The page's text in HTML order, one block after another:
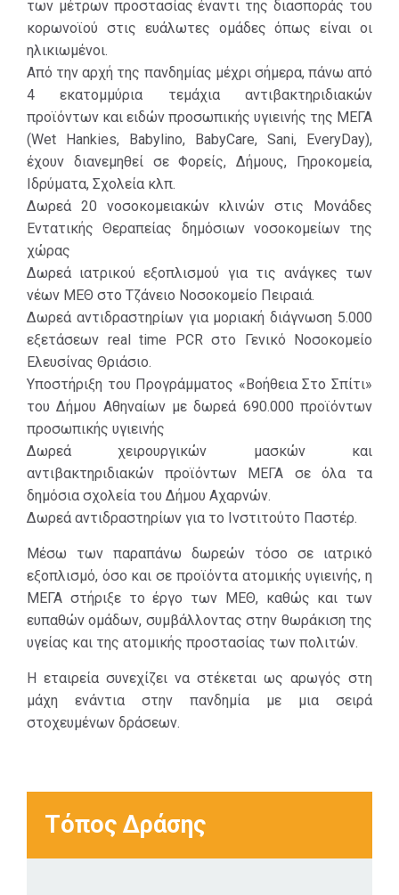
εργαζομένους
της, να
συνδράμει στο
Εθνικό Σύστημα
Υγείας, καθώς
και να σταθεί
δίπλα στις
ευπαθείς και
ευάλωτες
ομάδες.
Συγκεκριμένα, η
ΜΕΓΑ
συνεισέφερε
έμπρακτα στην
εθνική
προσπάθεια
αντιμετώπισης
της
υγειονομικής
κρίσης, με
σημαντικές
δωρεές σε
ιατρικό
εξοπλισμό
προς το ΕΣΥ,
δωρεές
αντισηπτικών
και λοιπών
προϊόντων
προσωπικής
φροντίδας, σε
συνεργασία με
γηροκομεία
κ.λπ., ενώ
παράλληλα
προχώρησε σε
Τέλος,
έκτακτες
επενδύσεις για
τη διασφάλιση
επάρκειας
προϊόντων
ατομικής
προστασίας
αγορά.
των μέτρων προστασίας έναντι της διασποράς του
κορωνοϊού στις ευάλωτες ομάδες όπως είναι οι
ηλικιωμένοι.
Από την αρχή της πανδημίας μέχρι σήμερα, πάνω από
4 εκατομμύρια τεμάχια αντιβακτηριδιακών
προϊόντων και ειδών προσωπικής υγιεινής της ΜΕΓΑ
(Wet Hankies, Babylino, BabyCare, Sani, EveryDay),
έχουν διανεμηθεί σε Φορείς, Δήμους, Γηροκομεία,
Ιδρύματα, Σχολεία κλπ.
Δωρεά 20 νοσοκομειακών κλινών στις Μονάδες
Εντατικής Θεραπείας δημόσιων νοσοκομείων της
χώρας
Δωρεά ιατρικού εξοπλισμού για τις ανάγκες των
νέων ΜΕΘ στο Τζάνειο Νοσοκομείο Πειραιά.
Δωρεά αντιδραστηρίων για μοριακή διάγνωση 5.000
εξετάσεων real time PCR στο Γενικό Νοσοκομείο
Ελευσίνας Θριάσιο.
Υποστήριξη του Προγράμματος «Βοήθεια Στο Σπίτι»
του Δήμου Αθηναίων με δωρεά 690.000 προϊόντων
προσωπικής υγιεινής
Δωρεά χειρουργικών μασκών και
αντιβακτηριδιακών προϊόντων ΜΕΓΑ σε όλα τα
δημόσια σχολεία του Δήμου Αχαρνών.
Δωρεά αντιδραστηρίων για το Ινστιτούτο Παστέρ.
Μέσω των παραπάνω δωρεών τόσο σε ιατρικό
εξοπλισμό, όσο και σε προϊόντα ατομικής υγιεινής, η
ΜΕΓΑ στήριξε το έργο των ΜΕΘ, καθώς και των
ευπαθών ομάδων, συμβάλλοντας στην θωράκιση της
υγείας και της ατομικής προστασίας των πολιτών.
H εταιρεία συνεχίζει να στέκεται ως αρωγός στη
μάχη ενάντια στην πανδημία με μια σειρά
στοχευμένων δράσεων.
Τόπος Δράσης